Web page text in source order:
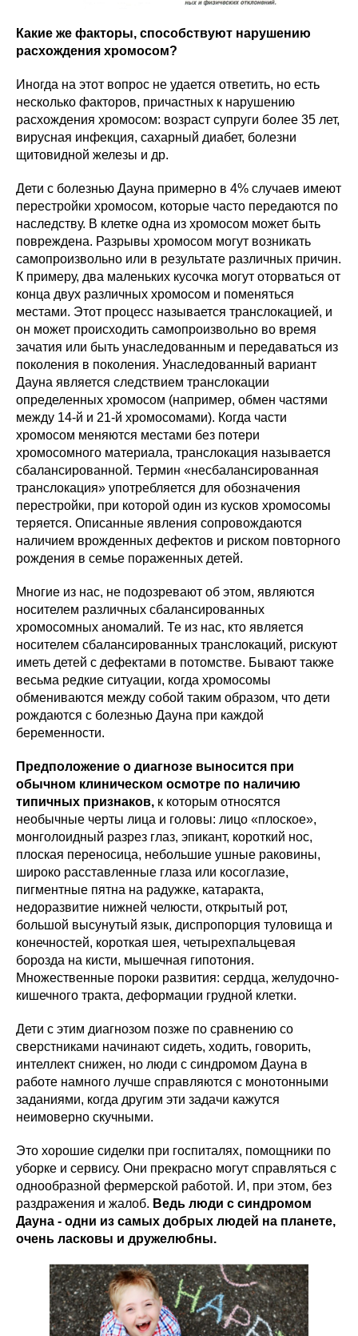
Какие же факторы, способствуют нарушению
расхождения хромосом?
Иногда на этот вопрос не удается ответить, но есть
несколько факторов, причастных к нарушению
расхождения хромосом: возраст супруги более 35 лет,
вирусная инфекция, сахарный диабет, болезни
щитовидной железы и др.
Дети с болезнью Дауна примерно в 4% случаев имеют
перестройки хромосом, которые часто передаются по
наследству. В клетке одна из хромосом может быть
повреждена. Разрывы хромосом могут возникать
самопроизвольно или в результате различных причин.
К примеру, два маленьких кусочка могут оторваться от
конца двух различных хромосом и поменяться
местами. Этот процесс называется транслокацией, и
он может происходить самопроизвольно во время
зачатия или быть унаследованным и передаваться из
поколения в поколения. Унаследованный вариант
Дауна является следствием транслокации
определенных хромосом (например, обмен частями
между 14-й и 21-й хромосомами). Когда части
хромосом меняются местами без потери
хромосомного материала, транслокация называется
сбалансированной. Термин «несбалансированная
транслокация» употребляется для обозначения
перестройки, при которой один из кусков хромосомы
теряется. Описанные явления сопровождаются
наличием врожденных дефектов и риском повторного
рождения в семье пораженных детей.
Многие из нас, не подозревают об этом, являются
носителем различных сбалансированных
хромосомных аномалий. Те из нас, кто является
носителем сбалансированных транслокаций, рискуют
иметь детей с дефектами в потомстве. Бывают также
весьма редкие ситуации, когда хромосомы
обмениваются между собой таким образом, что дети
рождаются с болезнью Дауна при каждой
беременности.
Предположение о диагнозе выносится при
обычном клиническом осмотре по наличию
типичных признаков, к которым относятся
необычные черты лица и головы: лицо «плоское»,
монголоидный разрез глаз, эпикант, короткий нос,
плоская переносица, небольшие ушные раковины,
широко расставленные глаза или косоглазие,
пигментные пятна на радужке, катаракта,
недоразвитие нижней челюсти, открытый рот,
большой высунутый язык, диспропорция туловища и
конечностей, короткая шея, четырехпальцевая
борозда на кисти, мышечная гипотония.
Множественные пороки развития: сердца, желудочно-
кишечного тракта, деформации грудной клетки.
Дети с этим диагнозом позже по сравнению со
сверстниками начинают сидеть, ходить, говорить,
интеллект снижен, но люди с синдромом Дауна в
работе намного лучше справляются с монотонными
заданиями, когда другим эти задачи кажутся
неимоверно скучными.
Это хорошие сиделки при госпиталях, помощники по
уборке и сервису. Они прекрасно могут справляться с
однообразной фермерской работой. И, при этом, без
раздражения и жалоб. Ведь люди с синдромом
Дауна - одни из самых добрых людей на планете,
очень ласковы и дружелюбны.